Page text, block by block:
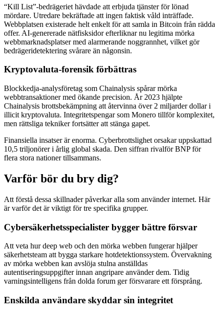
“Kill List”-bedrägeriet hävdade att erbjuda tjänster för lönad
mördare. Utredare bekräftade att ingen faktisk våld inträffade.
Webbplatsen existerade helt enkelt för att samla in Bitcoin från rädda
offer. AI-genererade nätfisksidor efterliknar nu legitima mörka
webbmarknadsplatser med alarmerande noggrannhet, vilket gör
bedrägeridetektering svårare än någonsin.
Kryptovaluta-forensik förbättras
Blockkedja-analysföretag som Chainalysis spårar mörka
webbtransaktioner med ökande precision. År 2023 hjälpte
Chainalysis brottsbekämpning att återvinna över 2 miljarder dollar i
illicit kryptovaluta. Integritetspengar som Monero tillför komplexitet,
men rättsliga tekniker fortsätter att stänga gapet.
Finansiella insatser är enorma. Cyberbrottslighet orsakar uppskattad
10,5 triljonörer i årlig global skada. Den siffran rivalför BNP för
flera stora nationer tillsammans.
Varför bör du bry dig?
Att förstå dessa skillnader påverkar alla som använder internet. Här
är varför det är viktigt för tre specifika grupper.
Cybersäkerhetsspecialister bygger bättre försvar
Att veta hur deep web och den mörka webben fungerar hjälper
säkerhetsteam att bygga starkare hotdetektionssystem. Övervakning
av mörka webben kan avslöja stulna anställdas
autentiseringsuppgifter innan angripare använder dem. Tidig
varningsintelligens från dolda forum ger försvarare ett försprång.
Enskilda användare skyddar sin integritet